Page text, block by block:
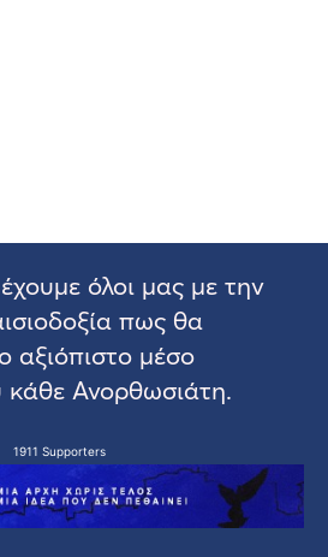
όλοι μας με την
πως θα
αξιόπιστο μέσο
Ανορθωσιάτη.
1911 Supporters